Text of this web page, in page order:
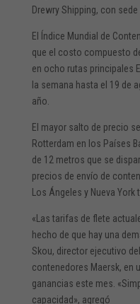
Drewry Shipping, con sede
El Índice Mundial de
que el costo compuesto
en ocho rutas principales
la semana hasta el 19 de
año.
El mayor salto de precio
Rotterdam en los Países
de 12 metros que se
precios de envío de
Los Ángeles y Nueva
«Las tarifas de flete
hecho de que hay una
Skou, director ejecutivo
contenedores Maersk, en
ganancias este mes.
capacidad», agregó